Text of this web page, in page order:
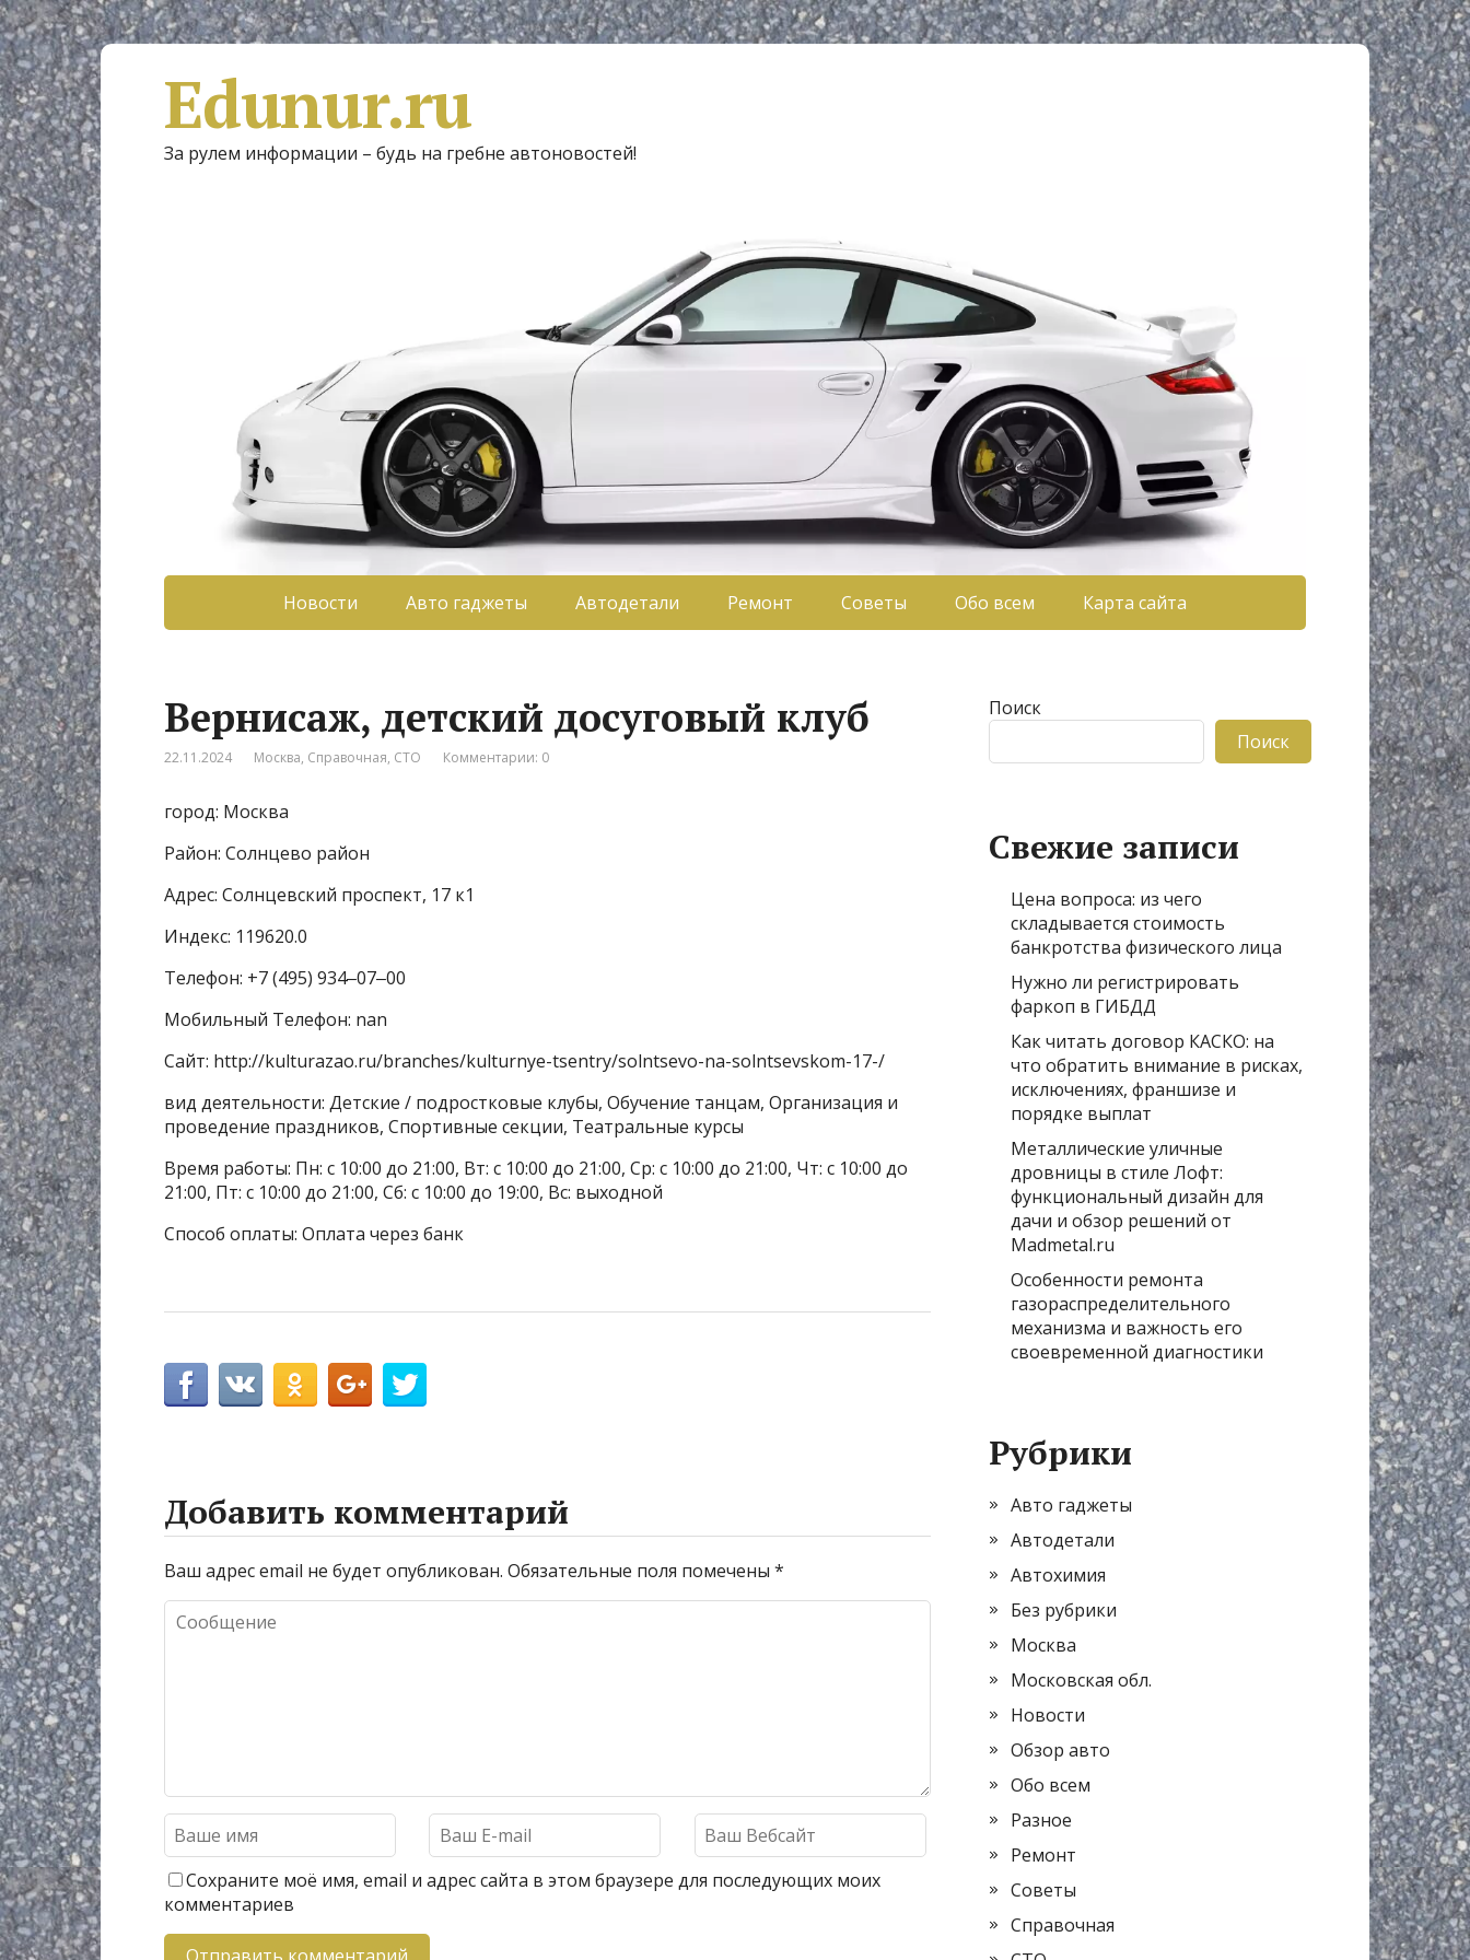
Edunur.ru
За рулем информации – будь на гребне автоновостей!
Новости Авто гаджеты Автодетали Ремонт Советы Обо всем Карта сайта
Вернисаж, детский досуговый клуб
22.11.2024 Москва, Справочная, СТО Комментарии: 0
город: Москва
Район: Солнцево район
Адрес: Солнцевский проспект, 17 к1
Индекс: 119620.0
Телефон: +7 (495) 934‒07‒00
Мобильный Телефон: nan
Сайт: http://kulturazao.ru/branches/kulturnye-tsentry/solntsevo-na-solntsevskom-17-/
вид деятельности: Детские / подростковые клубы, Обучение танцам, Организация и
проведение праздников, Спортивные секции, Театральные курсы
Время работы: Пн: с 10:00 до 21:00, Вт: с 10:00 до 21:00, Ср: с 10:00 до 21:00, Чт: с 10:00 до
21:00, Пт: с 10:00 до 21:00, Сб: с 10:00 до 19:00, Вс: выходной
Способ оплаты: Оплата через банк
Добавить комментарий
Ваш адрес email не будет опубликован. Обязательные поля помечены *
Сохраните моё имя, email и адрес сайта в этом браузере для последующих моих
комментариев
Поиск
Поиск
Свежие записи
Цена вопроса: из чего
складывается стоимость
банкротства физического лица
Нужно ли регистрировать
фаркоп в ГИБДД
Как читать договор КАСКО: на
что обратить внимание в рисках,
исключениях, франшизе и
порядке выплат
Металлические уличные
дровницы в стиле Лофт:
функциональный дизайн для
дачи и обзор решений от
Madmetal.ru
Особенности ремонта
газораспределительного
механизма и важность его
своевременной диагностики
Рубрики
Авто гаджеты
Автодетали
Автохимия
Без рубрики
Москва
Московская обл.
Новости
Обзор авто
Обо всем
Разное
Ремонт
Советы
Справочная